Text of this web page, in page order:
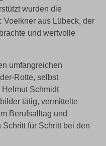
wurden die
aus Lübeck, der
und wertvolle
umfangreichen
Rotte, selbst
Schmidt
tätig, vermittelte
Berufsalltag und
für Schritt bei den